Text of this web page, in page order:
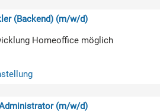
(Backend) (m/w/d)
Homeoffice möglich
(m/w/d)